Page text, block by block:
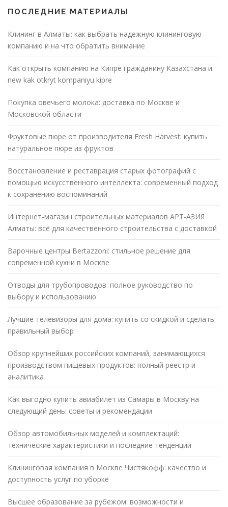
ПОСЛЕДНИЕ МАТЕРИАЛЫ
Клининг в Алматы: как выбрать надежную клининговую
компанию и на что обратить внимание
Как открыть компанию на Кипре гражданину Казахстана и
new kak otkryt kompaniyu kipre
Покупка овечьего молока: доставка по Москве и
Московской области
Фруктовые пюре от производителя Fresh Harvest: купить
натуральное пюре из фруктов
Восстановление и реставрация старых фотографий с
помощью искусственного интеллекта: современный подход
к сохранению воспоминаний
Интернет-магазин строительных материалов АРТ-АЗИЯ
Алматы: всё для качественного строительства с доставкой
Варочные центры Bertazzoni: стильное решение для
современной кухни в Москве
Отводы для трубопроводов: полное руководство по
выбору и использованию
Лучшие телевизоры для дома: купить со скидкой и сделать
правильный выбор
Обзор крупнейших российских компаний, занимающихся
производством пищевых продуктов: полный реестр и
аналитика
Как выгодно купить авиабилет из Самары в Москву на
следующий день: советы и рекомендации
Обзор автомобильных моделей и комплектаций:
технические характеристики и последние тенденции
Клининговая компания в Москве Чистякофф: качество и
доступность услуг по уборке
Высшее образование за рубежом: возможности и